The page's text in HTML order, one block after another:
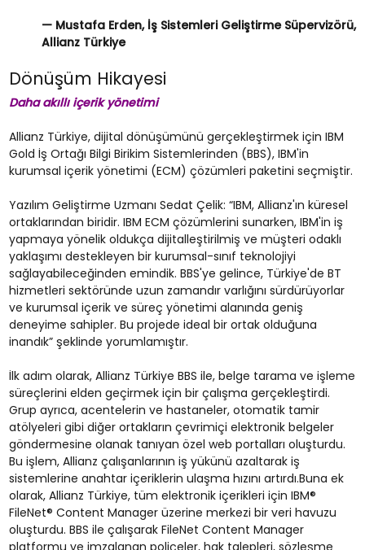
— Mustafa Erden, İş Sistemleri Geliştirme Süpervizörü,
Allianz Türkiye
Dönüşüm Hikayesi
Daha akıllı içerik yönetimi
Allianz Türkiye, dijital dönüşümünü gerçekleştirmek için IBM
Gold İş Ortağı Bilgi Birikim Sistemlerinden (BBS), IBM'in
kurumsal içerik yönetimi (ECM) çözümleri paketini seçmiştir.
Yazılım Geliştirme Uzmanı Sedat Çelik: “IBM, Allianz'ın küresel
ortaklarından biridir. IBM ECM çözümlerini sunarken, IBM'in iş
yapmaya yönelik oldukça dijitalleştirilmiş ve müşteri odaklı
yaklaşımı destekleyen bir kurumsal-sınıf teknolojiyi
sağlayabileceğinden emindik. BBS'ye gelince, Türkiye'de BT
hizmetleri sektöründe uzun zamandır varlığını sürdürüyorlar
ve kurumsal içerik ve süreç yönetimi alanında geniş
deneyime sahipler. Bu projede ideal bir ortak olduğuna
inandık” şeklinde yorumlamıştır.
İlk adım olarak, Allianz Türkiye BBS ile, belge tarama ve işleme
süreçlerini elden geçirmek için bir çalışma gerçekleştirdi.
Grup ayrıca, acentelerin ve hastaneler, otomatik tamir
atölyeleri gibi diğer ortakların çevrimiçi elektronik belgeler
göndermesine olanak tanıyan özel web portalları oluşturdu.
Bu işlem, Allianz çalışanlarının iş yükünü azaltarak iş
sistemlerine anahtar içeriklerin ulaşma hızını artırdı.Buna ek
olarak, Allianz Türkiye, tüm elektronik içerikleri için IBM®
FileNet® Content Manager üzerine merkezi bir veri havuzu
oluşturdu. BBS ile çalışarak FileNet Content Manager
platformu ve imzalanan poliçeler, hak talepleri, sözleşme